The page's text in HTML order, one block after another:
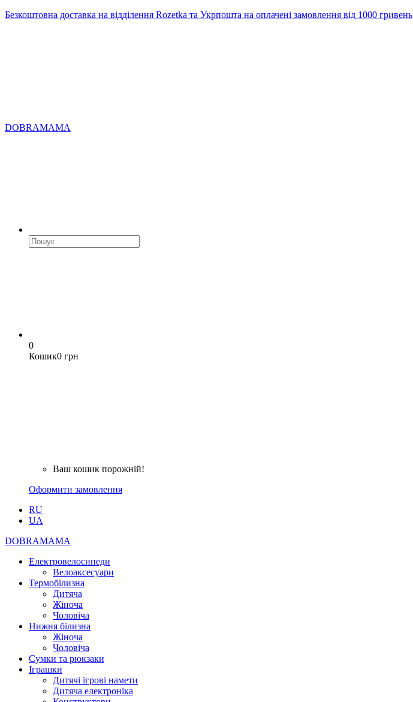
Безкоштовна доставка на відділення Rozetka та Укрпошта на оплачені замовлення від 1000 гривень
DOBRAMAMA
0
Кошик0 грн
Ваш кошик порожній!
Оформити замовлення
RU
UA
DOBRAMAMA
Електровелосипеди
Велоаксесуари
Термобілизна
Дитяча
Жіноча
Чоловіча
Нижня білизна
Жіноча
Чоловіча
Сумки та рюкзаки
Іграшки
Дитячі ігрові намети
Дитяча електроніка